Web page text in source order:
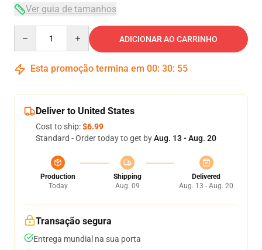
Ver guia de tamanhos
ADICIONAR AO CARRINHO
Esta promoção termina em 00: 30: 54
Deliver to United States
Cost to ship:$6.99
Standard - Order today to get byAug. 13 - Aug. 20
Production
Today
Shipping
Aug. 09
Delivered
Aug. 13 - Aug. 20
Transação segura
Entrega mundial na sua porta